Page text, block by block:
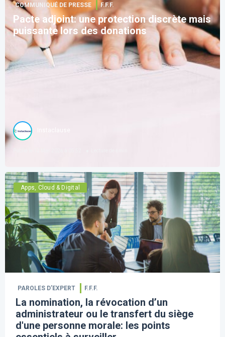
COMMUNIQUÉ DE PRESSE F.F.F.
Pacte adjoint: une protection discrète mais
puissante lors des donations
Apps, Cloud & Digital
PAROLES D’EXPERT F.F.F.
La nomination, la révocation d’un
administrateur ou le transfert du siège
d'une personne morale: les points